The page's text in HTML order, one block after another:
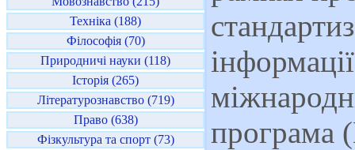
Техніка (188)
Філософія (70)
Природничі науки (118)
Історія (265)
Літературознавство (719)
Право (638)
Фізкультура та спорт (73)